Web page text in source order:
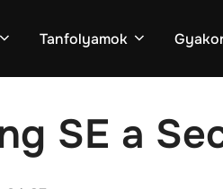
Tanfolyamok
SE a